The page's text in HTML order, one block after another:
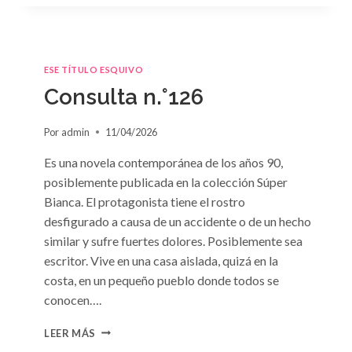
ESE TÍTULO ESQUIVO
Consulta n.°126
Por admin 11/04/2026
Es una novela contemporánea de los años 90,
posiblemente publicada en la colección Súper
Bianca. El protagonista tiene el rostro
desfigurado a causa de un accidente o de un hecho
similar y sufre fuertes dolores. Posiblemente sea
escritor. Vive en una casa aislada, quizá en la
costa, en un pequeño pueblo donde todos se
conocen….
LEER MÁS CONSULTA